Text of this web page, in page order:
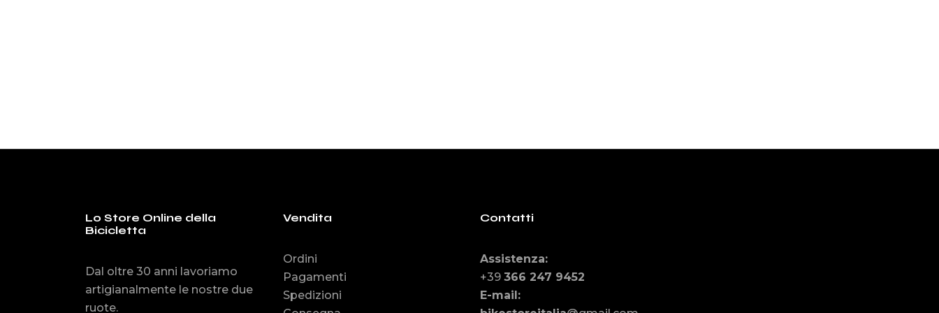
Lo Store Online della
Bicicletta
Dal oltre 30 anni lavoriamo
artigianalmente le nostre due
ruote.
Vendita
Ordini
Pagamenti
Spedizioni
Contatti
Assistenza:
+39 366 247 9452
E-mail: